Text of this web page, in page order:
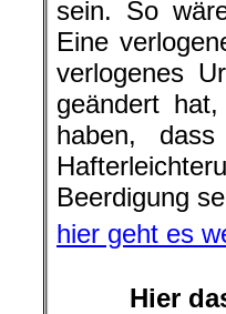
sein. So
Eine
verlogenes
geändert
haben,
Beerdigung
hier geht es
Hier